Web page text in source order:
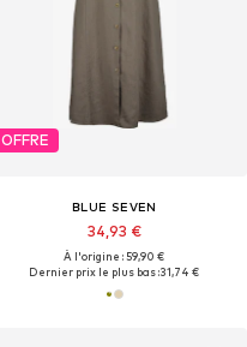
OFFRE
BLUE SEVEN
34,93 €
À l'origine : 59,90 €
Dernier prix le plus bas :31,74 €